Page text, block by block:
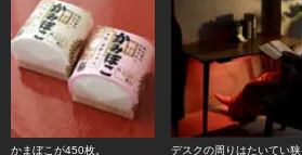
かまぼこが450枚。 デスクの周りはたいてい狭